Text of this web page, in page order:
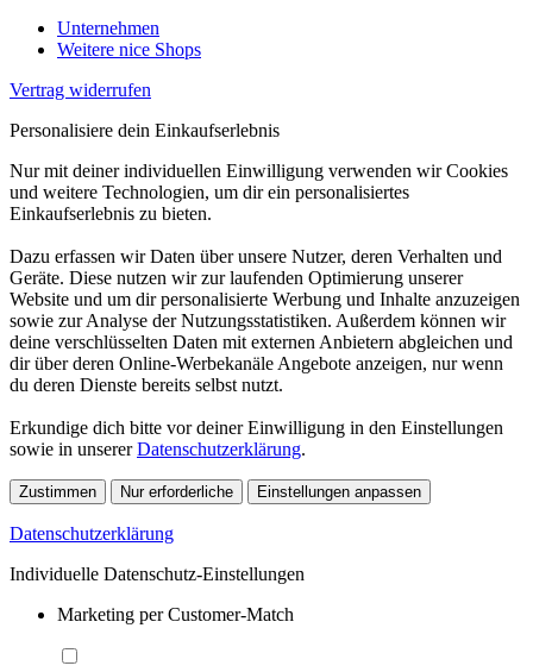
Unternehmen
Weitere nice Shops
Vertrag widerrufen
Personalisiere dein Einkaufserlebnis
Nur mit deiner individuellen Einwilligung verwenden wir Cookies
und weitere Technologien, um dir ein personalisiertes
Einkaufserlebnis zu bieten.
Dazu erfassen wir Daten über unsere Nutzer, deren Verhalten und
Geräte. Diese nutzen wir zur laufenden Optimierung unserer
Website und um dir personalisierte Werbung und Inhalte anzuzeigen
sowie zur Analyse der Nutzungsstatistiken. Außerdem können wir
deine verschlüsselten Daten mit externen Anbietern abgleichen und
dir über deren Online-Werbekanäle Angebote anzeigen, nur wenn
du deren Dienste bereits selbst nutzt.
Erkundige dich bitte vor deiner Einwilligung in den Einstellungen
sowie in unsererDatenschutzerklärung.
Zustimmen Nur erforderliche Einstellungen anpassen
Datenschutzerklärung
Individuelle Datenschutz-Einstellungen
Marketing per Customer-Match